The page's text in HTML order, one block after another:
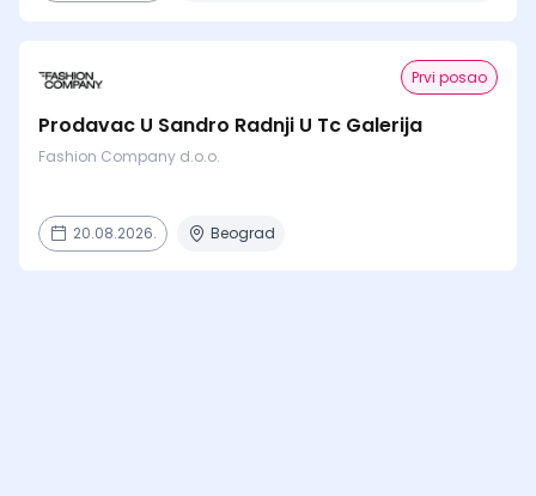
Prvi posao
Prodavac U Sandro Radnji U Tc Galerija
Fashion Company d.o.o.
20.08.2026. Beograd